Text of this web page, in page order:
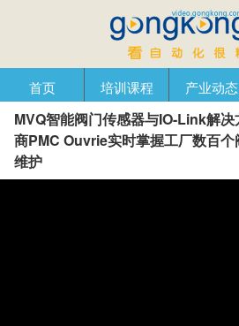
首页 培训课程 产业动态
产品在线
自动化播客 创新管理
MVQ智能阀门传感器与IO-Link解
商PMC Ouvrie实时掌握工厂数百
维护